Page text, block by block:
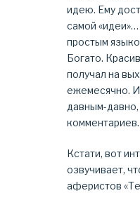
идею. Ему
самой «идеи»…
простым
Богато.
получал на
ежемесячно. И
давным-
Кстати, вот
озвучивает,
аферистов